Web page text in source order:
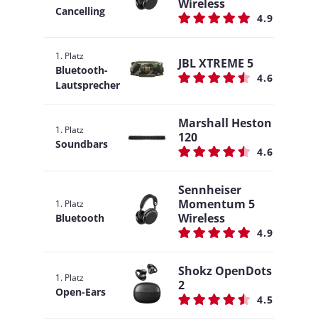
Cancelling
Wireless
4.9
1. Platz
Bluetooth-
Lautsprecher
JBL XTREME 5
4.6
1. Platz
Soundbars
Marshall Heston
120
4.6
1. Platz
Bluetooth
Sennheiser
Momentum 5
Wireless
4.9
1. Platz
Open-Ears
Shokz OpenDots
2
4.5